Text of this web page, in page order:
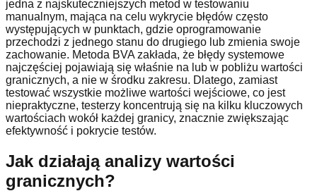
jedna z najskuteczniejszych metod w testowaniu
manualnym, mająca na celu wykrycie błędów często
występujących w punktach, gdzie oprogramowanie
przechodzi z jednego stanu do drugiego lub zmienia swoje
zachowanie. Metoda BVA zakłada, że błędy systemowe
najczęściej pojawiają się właśnie na lub w pobliżu wartości
granicznych, a nie w środku zakresu. Dlatego, zamiast
testować wszystkie możliwe wartości wejściowe, co jest
niepraktyczne, testerzy koncentrują się na kilku kluczowych
wartościach wokół każdej granicy, znacznie zwiększając
efektywność i pokrycie testów.
Jak działają analizy wartości
granicznych?